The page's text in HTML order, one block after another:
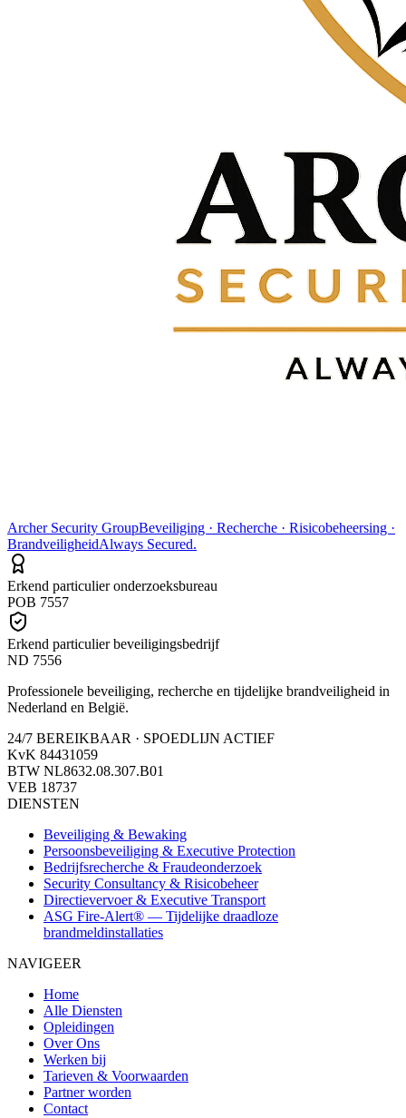
Archer Security GroupBeveiliging · Recherche · Risicobeheersing ·
BrandveiligheidAlways Secured.
Erkend particulier onderzoeksbureau
POB 7557
Erkend particulier beveiligingsbedrijf
ND 7556
Professionele beveiliging, recherche en tijdelijke brandveiligheid in
Nederland en België.
24/7 BEREIKBAAR · SPOEDLIJN ACTIEF
KvK 84431059
BTW NL8632.08.307.B01
VEB 18737
DIENSTEN
Beveiliging & Bewaking
Persoonsbeveiliging & Executive Protection
Bedrijfsrecherche & Fraudeonderzoek
Security Consultancy & Risicobeheer
Directievervoer & Executive Transport
ASG Fire-Alert® — Tijdelijke draadloze
brandmeldinstallaties
NAVIGEER
Home
Alle Diensten
Opleidingen
Over Ons
Werken bij
Tarieven & Voorwaarden
Partner worden
Contact